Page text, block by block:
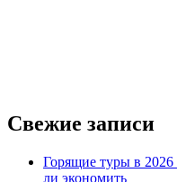
Свежие записи
Горящие туры в 2026
ли экономить